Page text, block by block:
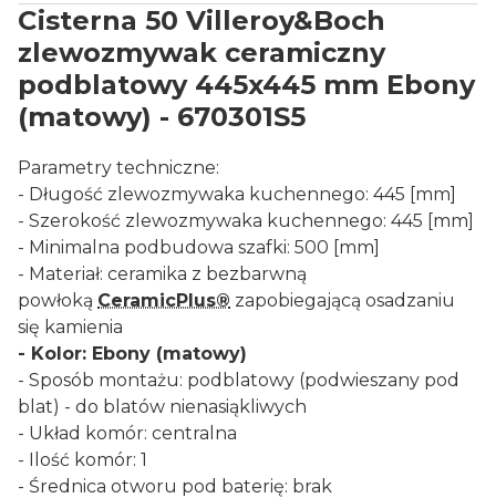
Cisterna 50 Villeroy&Boch
zlewozmywak ceramiczny
podblatowy 445x445 mm Ebony
(matowy) - 670301S5
Parametry techniczne:
- Długość zlewozmywaka kuchennego: 445 [mm]
- Szerokość zlewozmywaka kuchennego: 445 [mm]
- Minimalna podbudowa szafki: 500 [mm]
- Materiał: ceramika z bezbarwną
powłoką CeramicPlus® zapobiegającą osadzaniu
się kamienia
- Kolor: Ebony (matowy)
- Sposób montażu: podblatowy (podwieszany pod
blat) - do blatów nienasiąkliwych
- Układ komór: centralna
- Ilość komór: 1
- Średnica otworu pod baterię: brak